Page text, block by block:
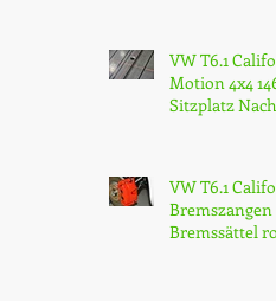
VW T6.1
Motion 4x4
Sitzplatz
VW T6.1
Bremssättel